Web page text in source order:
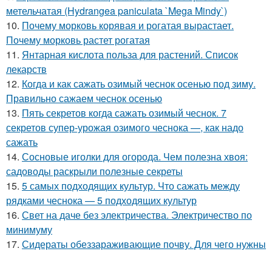
метельчатая (Hydrangea paniculata `Mega Mindy`)
10. Почему морковь корявая и рогатая вырастает.
Почему морковь растет рогатая
11. Янтарная кислота польза для растений. Список
лекарств
12. Когда и как сажать озимый чеснок осенью под зиму.
Правильно сажаем чеснок осенью
13. Пять секретов когда сажать озимый чеснок. 7
секретов супер-урожая озимого чеснока —, как надо
сажать
14. Сосновые иголки для огорода. Чем полезна хвоя:
садоводы раскрыли полезные секреты
15. 5 самых подходящих культур. Что сажать между
рядками чеснока — 5 подходящих культур
16. Свет на даче без электричества. Электричество по
минимуму
17. Сидераты обеззараживающие почву. Для чего нужны